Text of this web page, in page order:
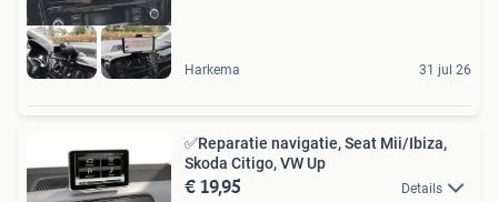
Harkema 31 jul 26
✅Reparatie navigatie, Seat Mii/Ibiza,
Skoda Citigo, VW Up
€ 19,95 Details